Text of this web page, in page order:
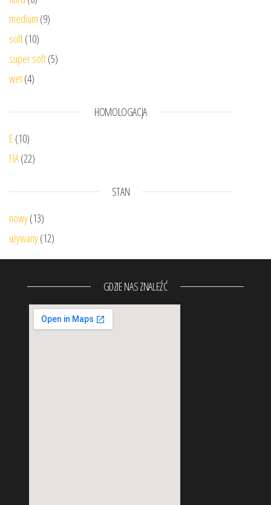
medium (9)
soft(10)
super soft(5)
wet(4)
HOMOLOGACJA
E (10)
FIA(22)
STAN
nowy(13)
używany(12)
GDZIE NAS ZNALEŹĆ